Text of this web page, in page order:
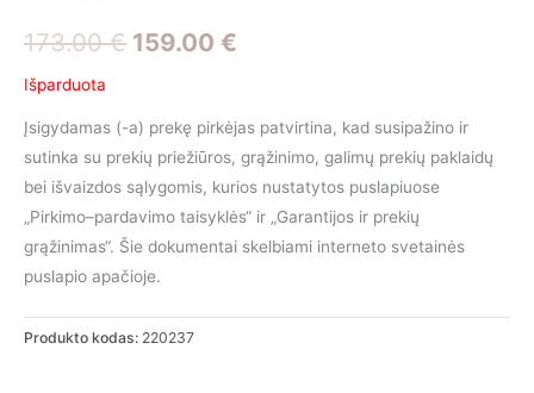
173.00€ Original
was:
173.00 €.
159.00 €
is:
159.00 €.
Išparduota
Įsigydamas (-a) prekę pirkėjas patvirtina, kad susipažino ir
sutinka su prekių priežiūros, grąžinimo, galimų prekių paklaidų
bei išvaizdos sąlygomis, kurios nustatytos puslapiuose
„Pirkimo–pardavimo taisyklės“ ir „Garantijos ir prekių
grąžinimas“. Šie dokumentai skelbiami interneto svetainės
puslapio apačioje.
Produkto kodas: 220237